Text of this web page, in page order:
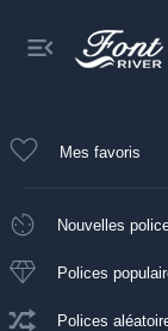
Mes favoris
Nouvelles
Polices
Polices